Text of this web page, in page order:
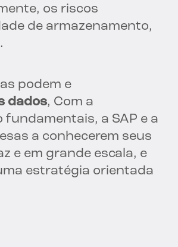
os riscos
de armazenamento,
podem e
dados, Com a
a SAP e a
a conhecerem seus
e em grande escala, e
estratégia orientada